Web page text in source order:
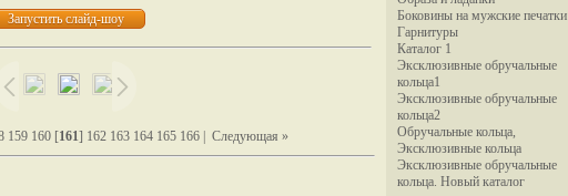
Боковины на мужские печатки
Гарнитуры
Каталог 1
Эксклюзивные обручальные
кольца1
Эксклюзивные обручальные
кольца2
Обручальные кольца,
Эксклюзивные кольца
Эксклюзивные обручальные
кольца. Новый каталог
159 160 [161] 162 163 164 165 166 Следующая »